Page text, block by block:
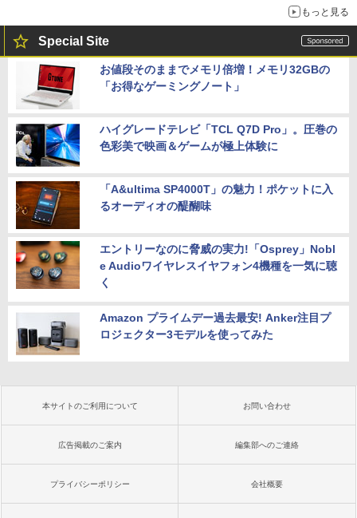
もっと見る
Special Site
お値段そのままでメモリ倍増！メモリ32GBの
「お得なゲーミングノート」
ハイグレードテレビ「TCL Q7D Pro」。圧巻の
色彩美で映画＆ゲームが極上体験に
「A&ultima SP4000T」の魅力！ポケットに入
るオーディオの醍醐味
エントリーなのに脅威の実力!「Osprey」Nobl
e Audioワイヤレスイヤフォン4機種を一気に聴
く
Amazon プライムデー過去最安! Anker注目プ
ロジェクター3モデルを使ってみた
本サイトのご利用について お問い合わせ
広告掲載のご案内 編集部へのご連絡
プライバシーポリシー 会社概要